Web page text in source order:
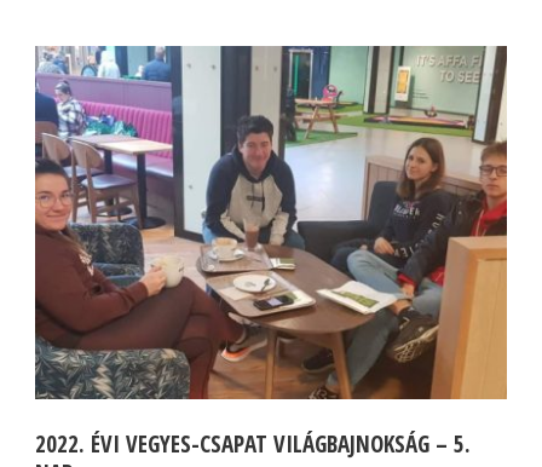
2022. ÉVI VEGYES-CSAPAT VILÁGBAJNOKSÁG – 5.